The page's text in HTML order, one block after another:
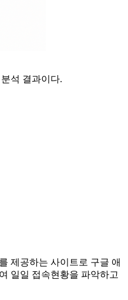
석 결과이다.
제공하는 사이트로 구글 애
일일 접속현황을 파악하고